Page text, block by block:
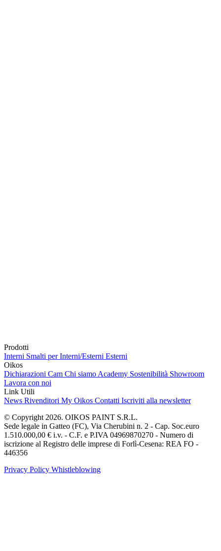
Prodotti
Interni Smalti per Interni/Esterni Esterni
Oikos
Dichiarazioni Cam Chi siamo Academy Sostenibilità Showroom
Lavora con noi
Link Utili
News Rivenditori My Oikos Contatti Iscriviti alla newsletter
© Copyright 2026. OIKOS PAINT S.R.L.
Sede legale in Gatteo (FC), Via Cherubini n. 2 - Cap. Soc.euro
1.510.000,00 € i.v. - C.F. e P.IVA 04969870270 - Numero di
iscrizione al Registro delle imprese di Forlì-Cesena: REA FO -
446356
Privacy Policy Whistleblowing